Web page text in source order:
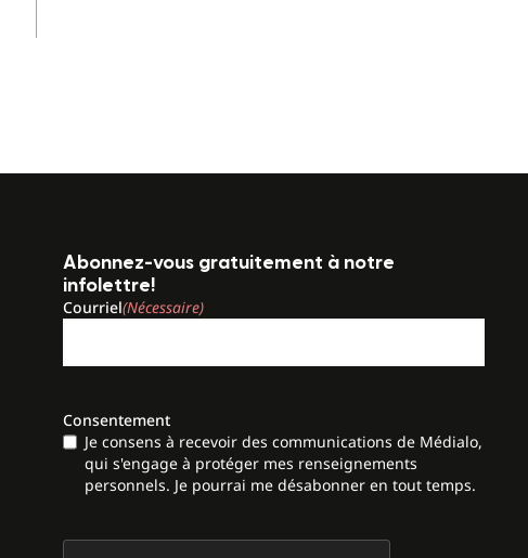
Abonnez-vous gratuitement à notre
infolettre!
Courriel(Nécessaire)
Consentement
Je consens à recevoir des communications de Médialo,
qui s'engage à protéger mes renseignements
personnels. Je pourrai me désabonner en tout temps.